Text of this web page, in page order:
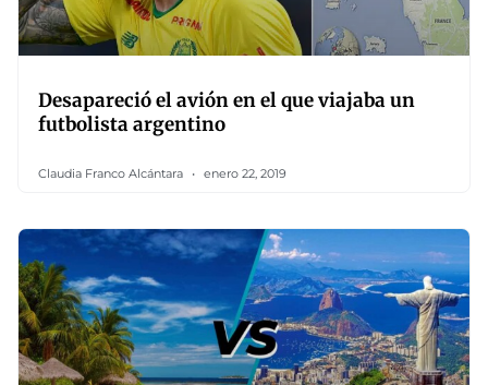
Desapareció el avión en el que viajaba un
futbolista argentino
Claudia Franco Alcántara enero 22, 2019